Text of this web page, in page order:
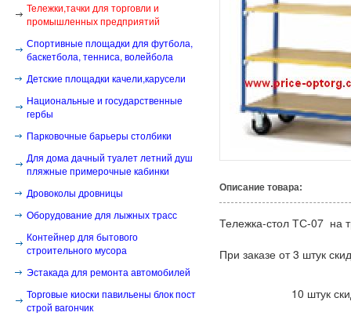
Тележки,тачки для торговли и
промышленных предприятий
Спортивные площадки для футбола,
баскетбола, тенниса, волейбола
Детские площадки качели,карусели
Национальные и государственные
гербы
Парковочные барьеры столбики
Для дома дачный туалет летний душ
пляжные примерочные кабинки
Дровоколы дровницы
Оборудование для лыжных трасс
Контейнер для бытового
строительного мусора
Эстакада для ремонта автомобилей
Торговые киоски павильены блок пост
строй вагончик
Описание товара:
Тележка-стол ТС-07 на
При заказе от 3 штук
10 штук